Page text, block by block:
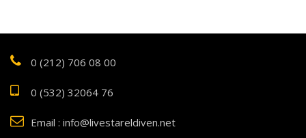
0 (212) 706 08 00
0 (532) 32064 76
Email : info@livestareldiven.net